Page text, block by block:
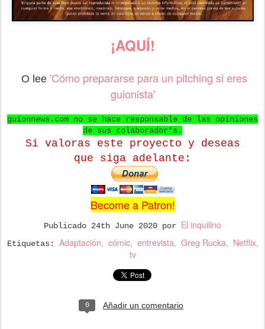
¡AQUÍ!
O lee 'Cómo prepararse para un pitching si eres
guionista'
guionnews.com no se hace responsable de las opiniones
de sus colaborador*s.
Si valoras este proyecto y deseas
que siga adelante:
Become a Patron!
Publicado 24th June 2020 por El inquilino
Etiquetas: Adaptación cómic entrevista Greg Rucka
Netflix
tv
0 Añadir un comentario